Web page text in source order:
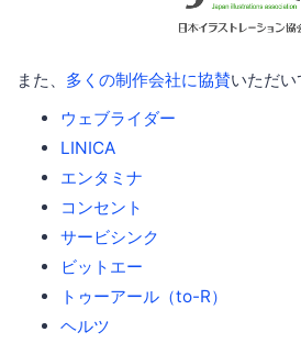
また、 多くの制作会社に協賛いただい
ウェブライダー
LINICA
エンタミナ
コンセント
サービシンク
ビットエー
トゥーアール（to-R）
ヘルツ